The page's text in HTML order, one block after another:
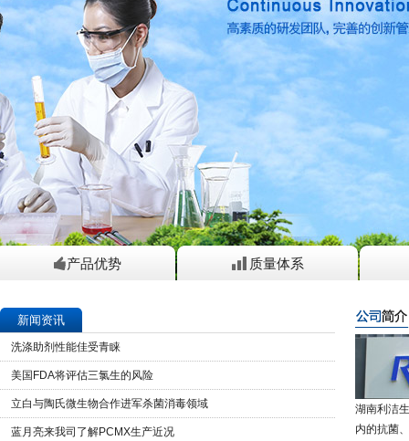
世界500强客户严格评估验证,产品
ISO/IEC17025标准与《药品生产
细>>
洗涤剂
湿巾行
产品优势 质量体系
新闻资讯
洗涤助剂性能佳受青睐
美国FDA将评估三氯生的风险
立白与陶氏微生物合作进军杀菌消毒领域
蓝月亮来我司了解PCMX生产近况
湖南利洁
内的抗菌